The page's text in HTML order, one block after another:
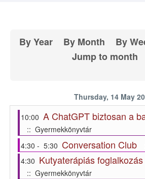
By Year By Month By
Jump to month
Thursday, 14 May
10:00 A ChatGPT biztosan a
:: Gyermekkönyvtár
4:30 - 5:30 Conversation Club
4:30 Kutyaterápiás foglalkozás
:: Gyermekkönyvtár